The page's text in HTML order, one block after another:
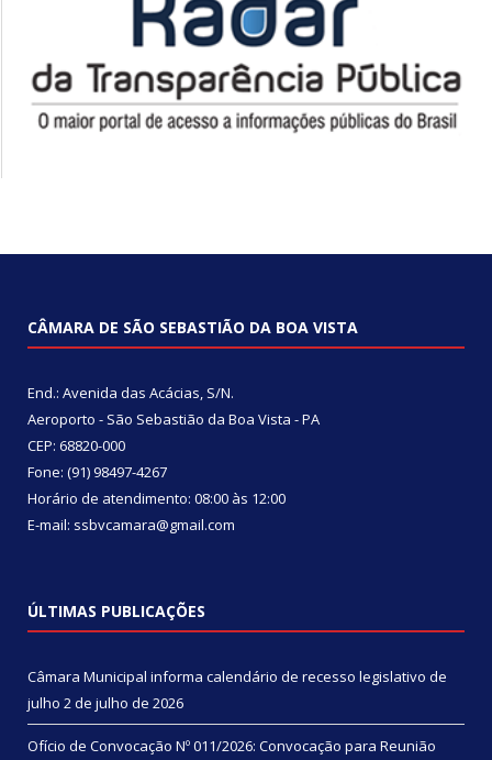
CÂMARA DE SÃO SEBASTIÃO DA BOA VISTA
End.: Avenida das Acácias, S/N.
Aeroporto - São Sebastião da Boa Vista - PA
CEP: 68820-000
Fone: (91) 98497-4267
Horário de atendimento: 08:00 às 12:00
E-mail: ssbvcamara@gmail.com
ÚLTIMAS PUBLICAÇÕES
Câmara Municipal informa calendário de recesso legislativo de
julho 2 de julho de 2026
Ofício de Convocação Nº 011/2026: Convocação para Reunião